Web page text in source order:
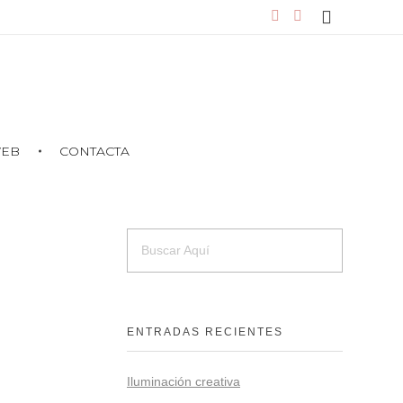
CONTACTA
ENTRADAS RECIENTES
Iluminación creativa